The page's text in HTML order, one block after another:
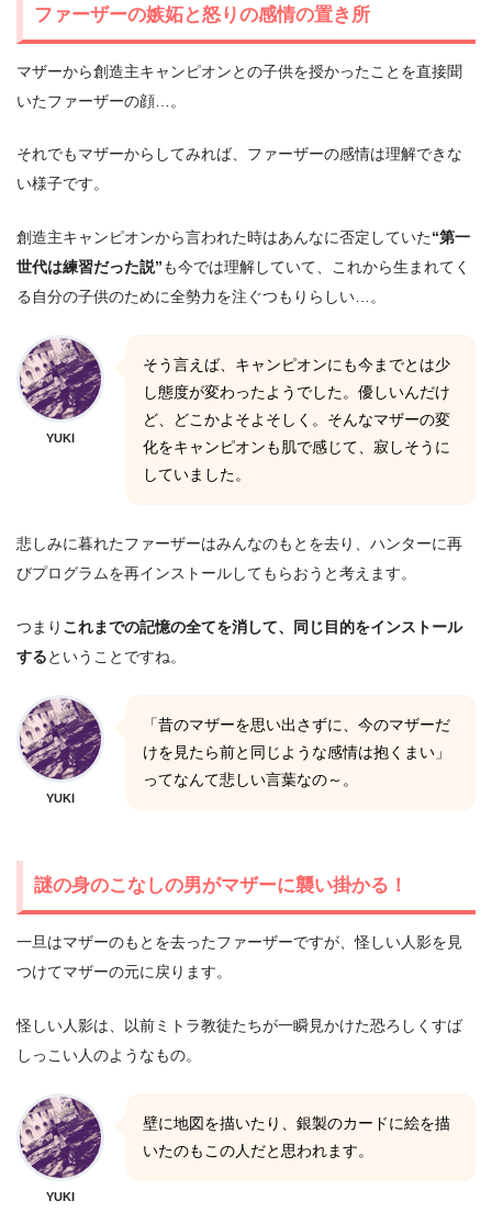
ファーザーの嫉妬と怒りの感情の置き所
マザーから創造主キャンピオンとの子供を授かったことを直接聞
いたファーザーの顔…。
それでもマザーからしてみれば、ファーザーの感情は理解できな
い様子です。
創造主キャンピオンから言われた時はあんなに否定していた“第一
世代は練習だった説”も今では理解していて、これから生まれてく
る自分の子供のために全勢力を注ぐつもりらしい…。
YUKI
そう言えば、キャンピオンにも今までとは少
し態度が変わったようでした。優しいんだけ
ど、どこかよそよそしく。そんなマザーの変
化をキャンピオンも肌で感じて、寂しそうに
していました。
悲しみに暮れたファーザーはみんなのもとを去り、ハンターに再
びプログラムを再インストールしてもらおうと考えます。
つまり これまでの記憶の全てを消して、同じ目的をインストール
するということですね。
YUKI
「昔のマザーを思い出さずに、今のマザーだ
けを見たら前と同じような感情は抱くまい」
ってなんて悲しい言葉なの～。
謎の身のこなしの男がマザーに襲い掛かる！
一旦はマザーのもとを去ったファーザーですが、怪しい人影を見
つけてマザーの元に戻ります。
怪しい人影は、以前ミトラ教徒たちが一瞬見かけた恐ろしくすば
しっこい人のようなもの。
YUKI
壁に地図を描いたり、銀製のカードに絵を描
いたのもこの人だと思われます。